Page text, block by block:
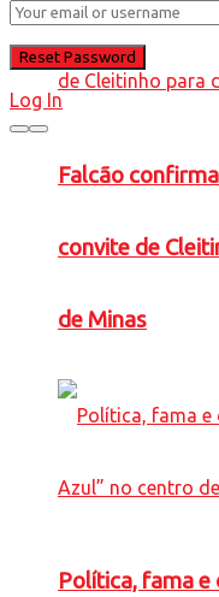
Falcão
convite de
de Minas
Política, fama
Log In